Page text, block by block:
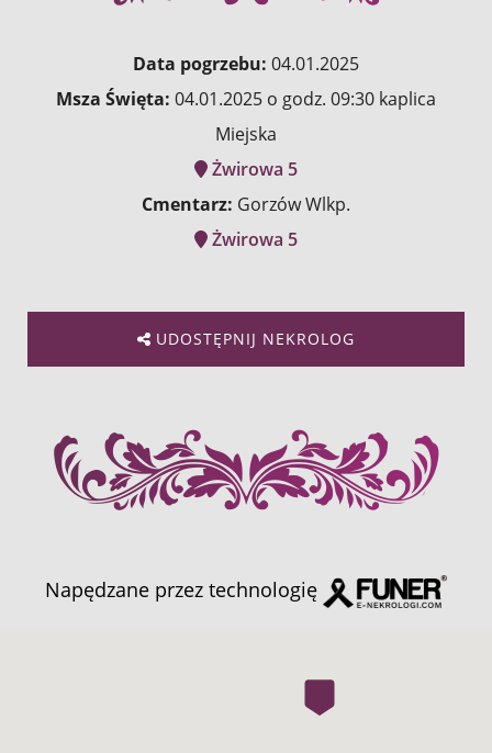
Data pogrzebu: 04.01.2025
Msza Święta: 04.01.2025 o godz. 09:30 kaplica
Miejska
Żwirowa 5
Cmentarz: Gorzów Wlkp.
Żwirowa 5
UDOSTĘPNIJ NEKROLOG
Napędzane przez technologię